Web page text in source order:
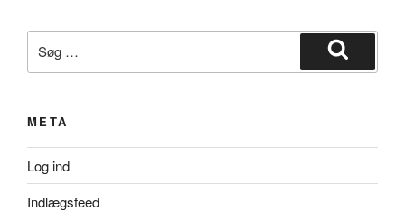
efter:
Søg
META
Log ind
Indlægsfeed